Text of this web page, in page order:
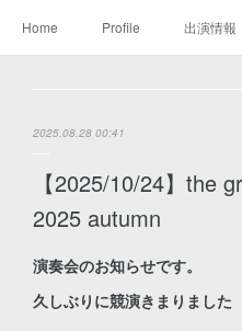
Home Profile 出演情報
2025.08.28 00:41
【2025/10/24】the
2025 autumn
演奏会のお知らせです。
久しぶりに競演きまりました